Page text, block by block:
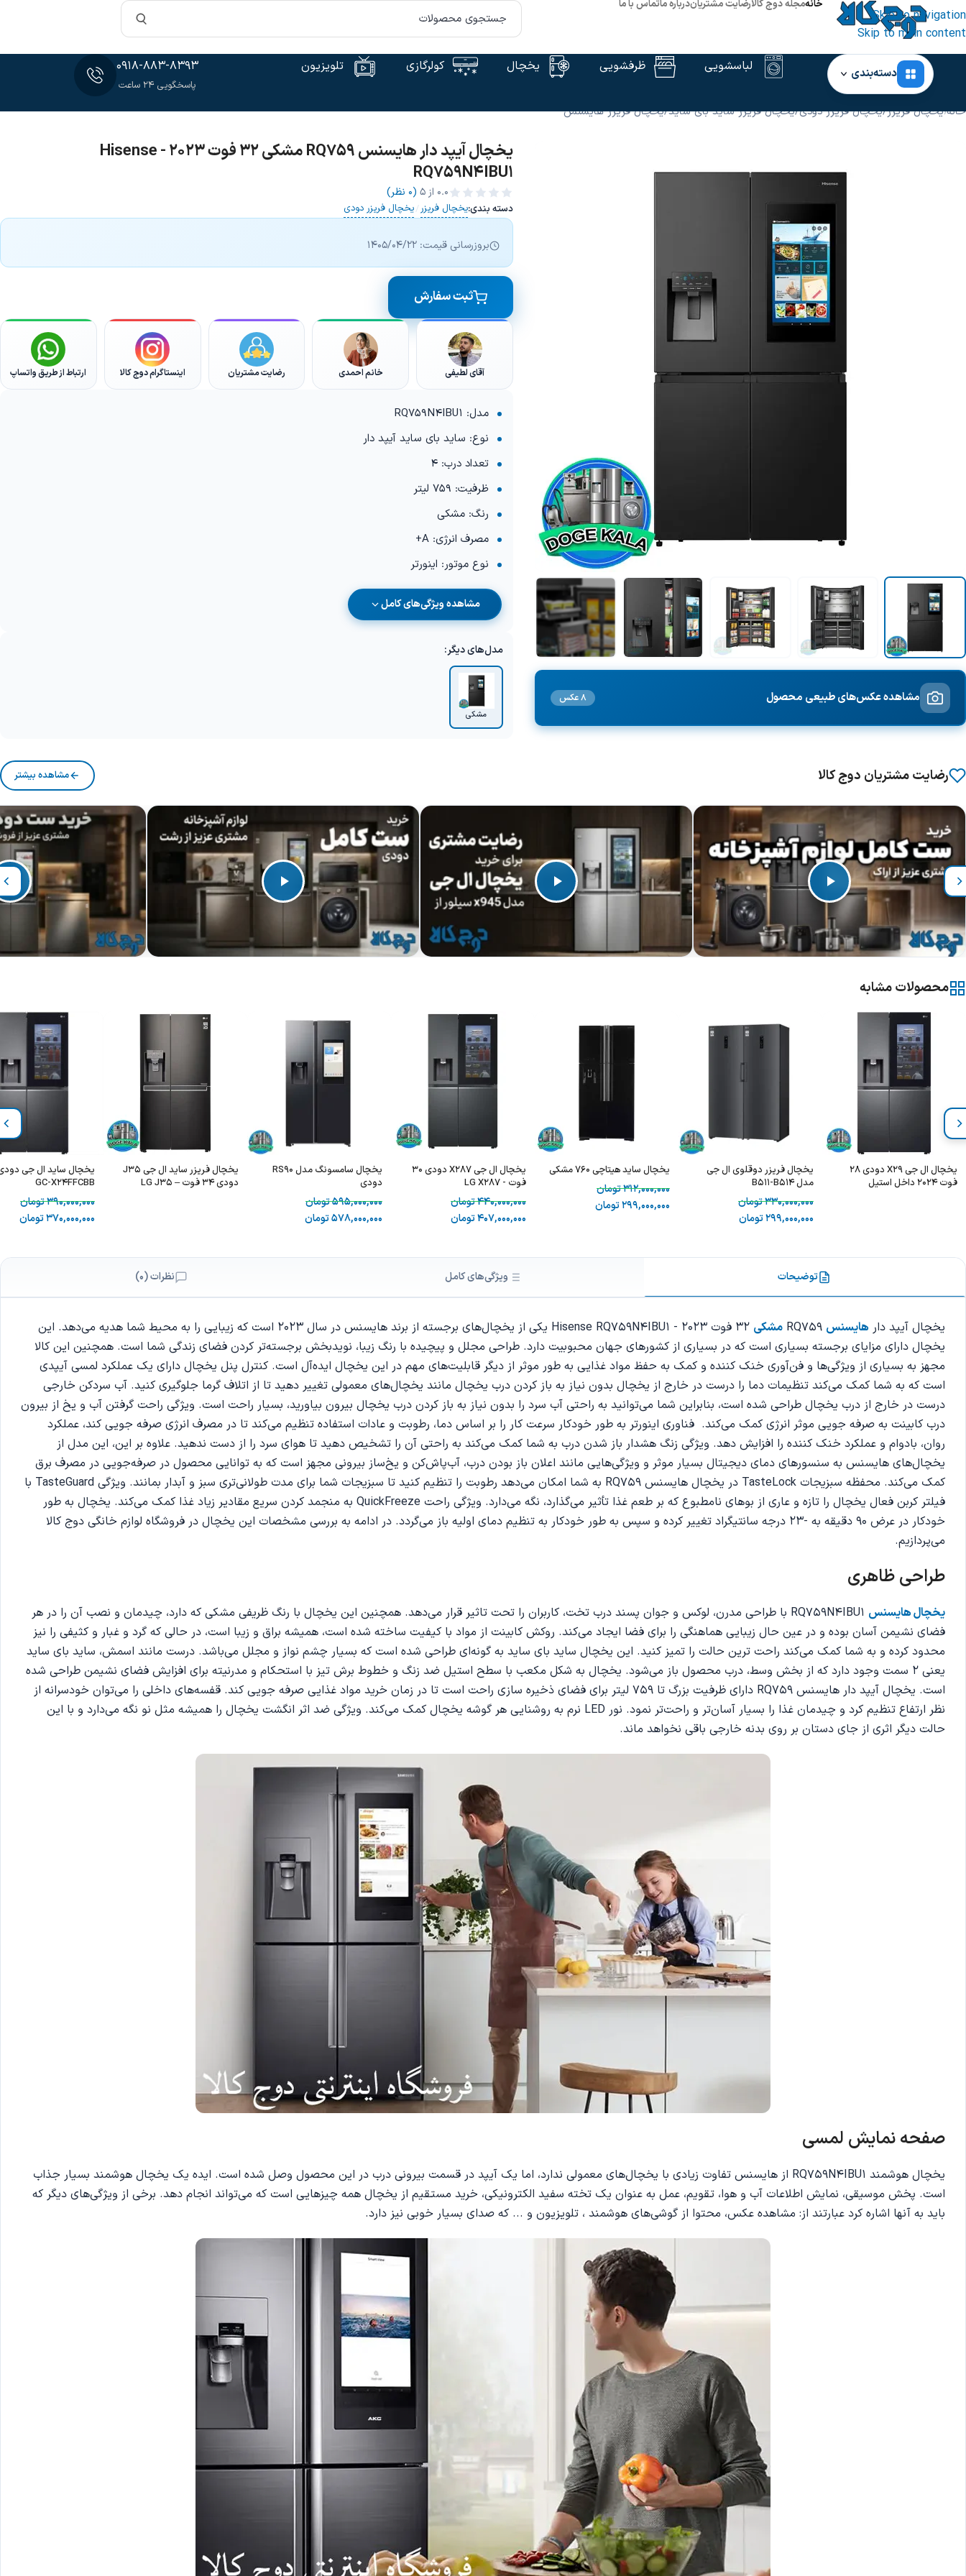
Skip to navigation
Skip to main content
خانهمجله دوج کالارضایت مشتریاندرباره ماتماس با ما
دسته‌بندی لباسشویی ظرفشویی یخچال کولرگازی تلویزیون 0918-883-8393
پاسخگویی 24 ساعت
خانه‹یخچال فریزر/یخچال فریزر دودی/یخچال فریزر ساید بای ساید/یخچال فریزر هایسنس
مشاهده عکس‌های طبیعی محصول 8 عکس
یخچال آیپد دار هایسنس RQ759 مشکی 32 فوت 2023 - Hisense
RQ759N4IBU1
0.0 از ۵ (0 نظر)
دسته بندی:یخچال فریزر/یخچال فریزر دودی
بروزرسانی قیمت: 1405/04/22
ثبت سفارش
آقای لطیفی خانم احمدی رضایت مشتریان اینستاگرام دوج کالا ارتباط از طریق واتساپ
مدل: RQ759N4IBU1
نوع: ساید بای ساید آیپد دار
تعداد درب: 4
ظرفیت: 759 لیتر
رنگ: مشکی
مصرف انرژی: A+
نوع موتور: اینورتر
مشاهده ویژگی‌های کامل
مدل‌های دیگر:
مشکی
رضایت مشتریان دوج کالا مشاهده بیشتر
محصولات مشابه
یخچال ال جی X29 دودی 28
فوت 2024 داخل استیل
یخچال فریزر دوقلوی ال‌ جی
مدل B511-B514
330,000,000تومان
299,000,000تومان
یخچال ساید هیتاچی 760 مشکی
312,000,000تومان
299,000,000تومان
یخچال ال جی X287 دودی 30
فوت - LG X287
440,000,000تومان
407,000,000تومان
یخچال سامسونگ مدل RS90
دودی
595,000,000تومان
578,000,000تومان
یخچال فریزر ساید ال جی J35
دودی 34 فوت – LG J35
یخچال ساید ال جی
GC-X24FFCBB
390,000,000تومان
370,000,000تومان
توضیحات ویژگی‌های کامل نظرات (0)
یخچال آیپد دار هایسنس مشکی
32 فوت 2023 - Hisense RQ759N4IBU1 یکی از یخچال‌های برجسته از برند هایسنس در سال 2023 است که زیبایی را به محیط شما هدیه می‌دهد. این
یخچال دارای مزایای برجسته بسیاری است که در بسیاری از کشورهای جهان محبوبیت دارد. طراحی مجلل و پیچیده با رنگ‌ زیبا، نویدبخش برجسته‌تر کردن فضای زندگی شما است. همچنین این کالا
مجهز به بسیاری از ویژگی‌ها و فن‌آوری خنک کننده و کمک به حفظ مواد غذایی به طور موثر از دیگر قابلیت‌های مهم در این یخچال ایده‌آل است. کنترل پنل یخچال دارای یک عملکرد لمسی آیپدی
است که به شما کمک می‌کند تنظیمات دما را درست در خارج از یخچال بدون نیاز به باز کردن درب یخچال مانند یخچال‌های معمولی تغییر دهید تا از اتلاف گرما جلوگیری کنید. آب سردکن خارجی
درست در خارج از درب یخچال طراحی شده است، بنابراین شما می‌توانید به راحتی آب سرد را بدون نیاز به باز کردن درب یخچال بیرون بیاورید، بسیار راحت است. ویژگی راحت گرفتن آب و یخ از بیرون
درب کابینت به صرفه جویی موثر انرژی کمک می‌کند. فناوری اینورتر به طور خودکار سرعت کار را بر اساس دما، رطوبت و عادات استفاده تنظیم می‌کند تا در مصرف انرژی صرفه جویی کند، عملکرد
روان، بادوام و عملکرد خنک کننده را افزایش دهد. ویژگی زنگ هشدار باز شدن درب به شما کمک می‌کند به راحتی آن را تشخیص دهید تا هوای سرد را از دست ندهید. علاوه بر این، این مدل از
یخچال‌‌های هایسنس به سنسورهای دمای دیجیتال بسیار موثر و ویژگی‌هایی مانند اعلان باز بودن درب، آب‌پاش‌کن و یخ‌ساز بیرونی مجهز است که به توانایی محصول در صرفه‌جویی در مصرف برق
کمک می‌کند. محفظه سبزیجات TasteLock در یخچال هایسنس RQ759 به شما امکان می‌دهد رطوبت را تنظیم کنید تا سبزیجات شما برای مدت طولانی‌تری سبز و آبدار بمانند. ویژگی TasteGuard با
فیلتر کربن فعال یخچال را تازه و عاری از بوهای نامطبوع که بر طعم غذا تأثیر می‌گذارد، نگه می‌دارد. ویژگی راحت QuickFreeze به منجمد کردن سریع مقادیر زیاد غذا کمک می‌کند. یخچال به طور
خودکار در عرض 90 دقیقه به -23 درجه سانتیگراد تغییر کرده و سپس به طور خودکار به تنظیم دمای اولیه باز می‌گردد. در ادامه به بررسی مشخصات این یخچال در فروشگاه لوازم خانگی دوج کالا
می‌پردازیم.
طراحی ظاهری
یخچال هایسنس
RQ759N4IBU1 با طراحی مدرن، لوکس و جوان پسند درب تخت، کاربران را تحت تاثیر قرار می‌دهد. همچنین این یخچال با رنگ ظریفی مشکی که دارد، چیدمان و نصب آن را در هر
فضای نشیمن آسان بوده و در عین حال زیبایی هماهنگی را برای فضا ایجاد می‌کند. روکش کابینت از مواد با کیفیت ساخته شده است، همیشه براق و زیبا است، در حالی که گرد و غبار و کثیفی را نیز
محدود کرده و به شما کمک می‌کند راحت ترین حالت را تمیز کنید. این یخچال ساید بای ساید به گونه‌ای طراحی شده است که بسیار چشم نواز و مجلل می‌باشد. درست مانند اسمش، ساید بای ساید
یعنی 2 سمت وجود دارد که از بخش وسط، درب محصول باز می‌شود. یخچال به شکل مکعب با سطح استیل ضد زنگ و خطوط برش تیز با استحکام و مدرنیته برای افزایش فضای نشیمن طراحی شده
است. یخچال آیپد دار هایسنس RQ759 دارای ظرفیت بزرگ تا 759 لیتر برای فضای ذخیره سازی راحت است تا در زمان خرید مواد غذایی صرفه جویی کند. قفسه‌های داخلی را می‌توان خودسرانه از
نظر ارتفاع تنظیم کرد و چیدمان غذا را بسیار آسان‌تر و راحت‌تر نمود. نور LED نرم به روشنایی هر گوشه یخچال کمک می‌کند. ویژگی ضد اثر انگشت یخچال را همیشه مثل نو نگه می‌دارد و با این
حالت دیگر اثری از جای دستان بر روی بدنه خارجی باقی نخواهد ماند.
صفحه نمایش لمسی
یخچال‌ هوشمند RQ759N4IBU1 از هایسنس تفاوت زیادی با یخچال‌های معمولی ندارد، اما یک آیپد در قسمت بیرونی درب در این محصول وصل شده‌ است. ایده یک یخچال هوشمند بسیار جذاب
است. پخش موسیقی، نمایش اطلاعات آب و هوا، تقویم، عمل به عنوان یک تخته سفید الکترونیکی، خرید مستقیم از یخچال همه چیزهایی است که می‌تواند انجام دهد. برخی از ویژگی‌های دیگر که
باید به آنها اشاره کرد عبارتند از: مشاهده عکس، محتوا از گوشی‌های هوشمند ، تلویزیون و ... که صدای بسیار خوبی نیز دارد.